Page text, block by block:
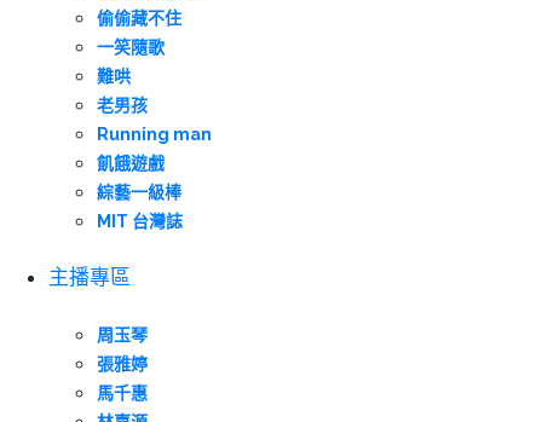
偷偷藏不住
一笑隨歌
難哄
老男孩
Running man
飢餓遊戲
綜藝一級棒
MIT 台灣誌
主播專區
周玉琴
張雅婷
馬千惠